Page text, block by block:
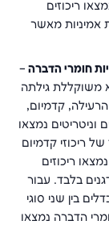
ריכוזים
אמיניות מאשר
חומרי הדברה –
משוקללת גילתה
קדמיום,
וניטריטים נמצאו
ריכוזי קדמיום
ריכוזים
בלבד. עבור
בין שני סוגי
הדברה נמצאו